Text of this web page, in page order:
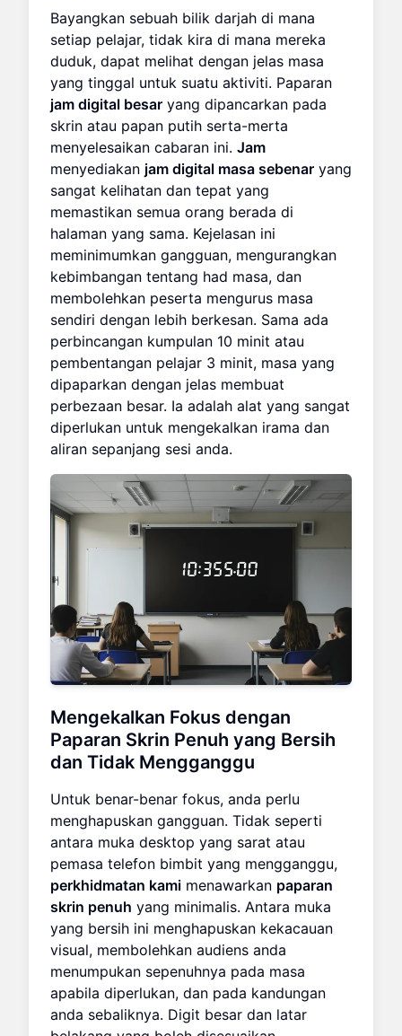
Bayangkan sebuah bilik darjah di mana
setiap pelajar, tidak kira di mana mereka
duduk, dapat melihat dengan jelas masa
yang tinggal untuk suatu aktiviti. Paparan
jam digital besar yang dipancarkan pada
skrin atau papan putih serta-merta
menyelesaikan cabaran ini. Jam
menyediakan jam digital masa sebenar yang
sangat kelihatan dan tepat yang
memastikan semua orang berada di
halaman yang sama. Kejelasan ini
meminimumkan gangguan, mengurangkan
kebimbangan tentang had masa, dan
membolehkan peserta mengurus masa
sendiri dengan lebih berkesan. Sama ada
perbincangan kumpulan 10 minit atau
pembentangan pelajar 3 minit, masa yang
dipaparkan dengan jelas membuat
perbezaan besar. Ia adalah alat yang sangat
diperlukan untuk mengekalkan irama dan
aliran sepanjang sesi anda.
Mengekalkan Fokus dengan
Paparan Skrin Penuh yang Bersih
dan Tidak Mengganggu
Untuk benar-benar fokus, anda perlu
menghapuskan gangguan. Tidak seperti
antara muka desktop yang sarat atau
pemasa telefon bimbit yang mengganggu,
perkhidmatan kami menawarkan paparan
skrin penuh yang minimalis. Antara muka
yang bersih ini menghapuskan kekacauan
visual, membolehkan audiens anda
menumpukan sepenuhnya pada masa
apabila diperlukan, dan pada kandungan
anda sebaliknya. Digit besar dan latar